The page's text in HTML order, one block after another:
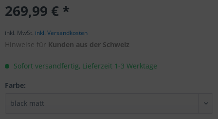
269,99 € *
inkl. MwSt. inkl. Versandkosten
Hinweise für Kunden aus der Schweiz
Sofort versandfertig, Lieferzeit 1-3 Werktage
Farbe: